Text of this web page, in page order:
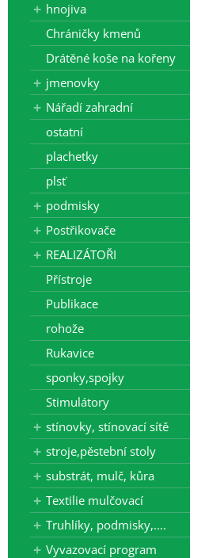
hnojiva
Chráničky kmenů
Drátěné koše na kořeny
jmenovky
Nářadí zahradní
ostatní
plachetky
plsť
podmisky
Postřikovače
REALIZÁTOŘI
Přístroje
Publikace
rohože
Rukavice
sponky,spojky
Stimulátory
stínovky, stínovací sítě
stroje,pěstební stoly
substrát, mulč, kůra
Textilie mulčovací
Truhlíky, podmisky,....
Vyvazovací program